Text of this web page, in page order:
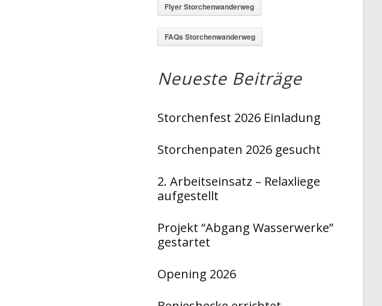
Flyer Storchenwanderweg
FAQs Storchenwanderweg
Neueste Beiträge
Storchenfest 2026 Einladung
Storchenpaten 2026 gesucht
2. Arbeitseinsatz – Relaxliege
aufgestellt
Projekt “Abgang Wasserwerke”
gestartet
Opening 2026